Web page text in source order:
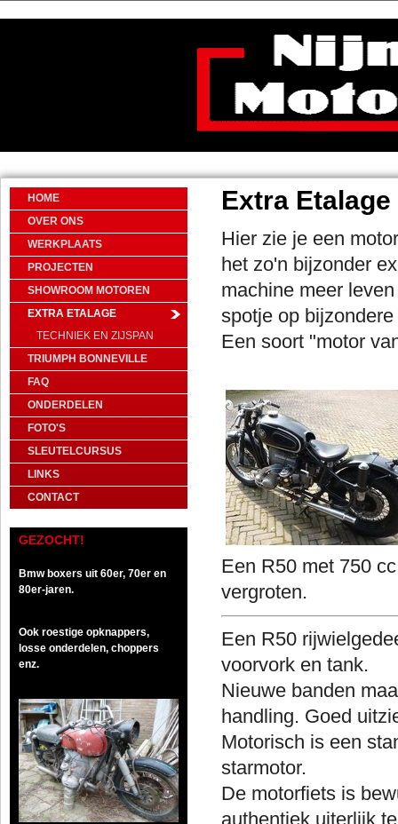
HOME
OVER ONS
WERKPLAATS
PROJECTEN
SHOWROOM MOTOREN
EXTRA ETALAGE
TECHNIEK EN ZIJSPAN
TRIUMPH BONNEVILLE
FAQ
ONDERDELEN
FOTO'S
SLEUTELCURSUS
LINKS
CONTACT
GEZOCHT!
Bmw boxers uit 60er, 70er en
80er-jaren.
Ook roestige opknappers,
losse onderdelen, choppers
enz.
Extra Etalage
Hier zie je een
het zo'n bijzonder
machine meer
spotje op
Een soort "motor
Een R50
vergroten.
Een R50
voorvork en tank.
Nieuwe banden
handling. Goed
Motorisch is een
starmotor.
De motorfiets is
authentiek uiterlijk